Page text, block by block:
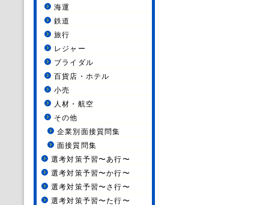
海運
鉄道
旅行
レジャー
ブライダル
百貨店・ホテル
小売
人材・航空
その他
企業別面接質問集
面接質問集
選考対策予習〜あ行〜
選考対策予習〜か行〜
選考対策予習〜さ行〜
選考対策予習〜た行〜